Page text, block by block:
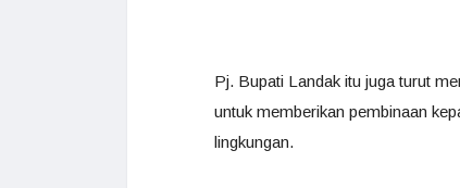
Pj. Bupati Landak itu juga turut
untuk memberikan pembinaan
lingkungan.